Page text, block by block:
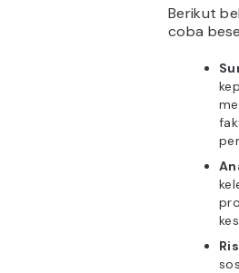
Berikut
coba